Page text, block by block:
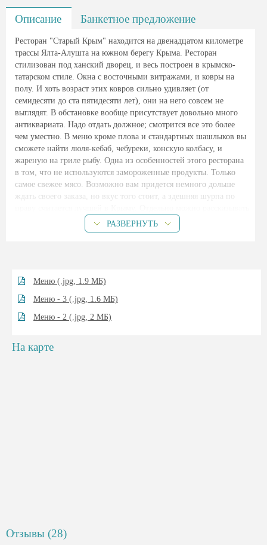
Описание Банкетное предложение
РАЗВЕРНУТЬ
Ресторан "Старый Крым" находится на двенадцатом километре
трассы Ялта-Алушта на южном берегу Крыма. Ресторан
стилизован под ханский дворец, и весь построен в крымско-
татарском стиле. Окна с восточными витражами, и ковры на
полу. И хоть возраст этих ковров сильно удивляет (от
семидесяти до ста пятидесяти лет), они на него совсем не
выглядят. В обстановке вообще присутствует довольно много
антиквариата. Надо отдать должное; смотрится все это более
чем уместно. В меню кроме плова и стандартных шашлыков вы
сможете найти люля-кебаб, чебуреки, конскую колбасу, и
жареную на гриле рыбу. Одна из особенностей этого ресторана
в том, что не используются замороженные продукты. Только
самое свежее мясо. Возможно вам придется немного дольше
ждать своего заказа, но вкус того стоит, а здешняя шурпа по
про летнюю площадку, которая устроена на горном склоне,
посреди небольшого парка, где разгуливают фазаны и павлины.
крымский хан и его приближенные. При большом желании, вы
персоналу этого ресторана по силам абсолютно все.
Меню (.jpg, 1.9 MБ)
Меню - 3 (.jpg, 1.6 MБ)
Меню - 2 (.jpg, 2 MБ)
На карте
Отзывы (28)